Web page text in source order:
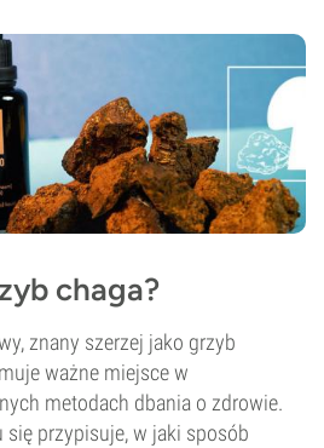
chaga?
znany szerzej jako grzyb
ważne miejsce w
metodach dbania o zdrowie.
się przypisuje, w jaki sposób